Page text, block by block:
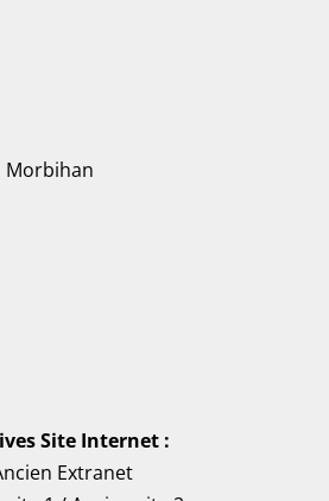
Morbihan
Site Internet :
Extranet